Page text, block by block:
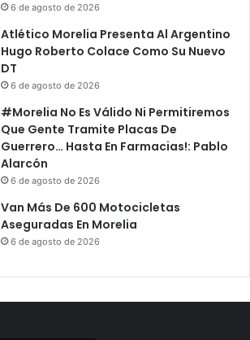
6 de agosto de 2026
Atlético Morelia Presenta Al Argentino
Hugo Roberto Colace Como Su Nuevo
DT
6 de agosto de 2026
#Morelia No Es Válido Ni Permitiremos
Que Gente Tramite Placas De
Guerrero… Hasta En Farmacias!: Pablo
Alarcón
6 de agosto de 2026
Van Más De 600 Motocicletas
Aseguradas En Morelia
6 de agosto de 2026